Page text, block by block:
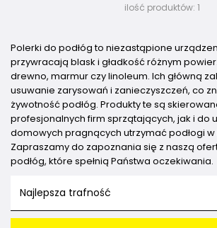
ilość produktów: 1
Polerki do podłóg to niezastąpione
przywracają blask i gładkość różnym
drewno, marmur czy linoleum. Ich główną
usuwanie zarysowań i zanieczyszczeń, co
żywotność podłóg. Produkty te są
profesjonalnych firm sprzątających, jak i do
domowych pragnących utrzymać podłogi
Zapraszamy do zapoznania się z naszą
podłóg, które spełnią Państwa oczekiwania.
Najlepsza trafność